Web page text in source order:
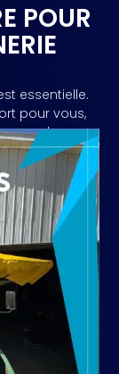
POUR
essentielle.
pour vous,
vous chargez
canadien, il a